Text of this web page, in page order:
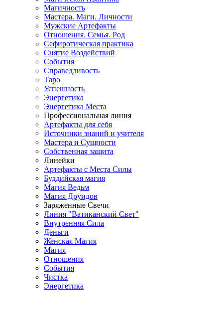
Магичность
Мастера. Маги. Личности
Мужские Артефакты
Отношения. Семья. Род
Сефиротическая практика
Снятие Воздействий
События
Справедливость
Таро
Успешность
Энергетика
Энергетика Места
Профессиональная линия
Артефакты для себя
Источники знаний и учителя
Мастера и Сущности
Собственная защита
Линейки
Артефакты с Места Силы
Буддийская магия
Магия Ведьм
Магия Друидов
Заряженные Свечи
Линия "Ватиканский Свет"
Внутренняя Сила
Деньги
Женская Магия
Магия
Отношения
События
Чистка
Энергетика